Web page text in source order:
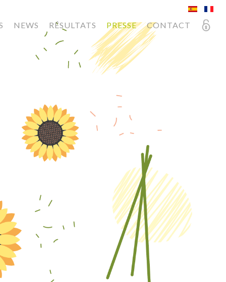
NEWS RÉSULTATS PRESSE CONTACT